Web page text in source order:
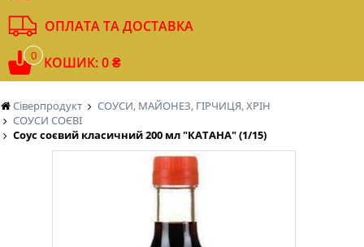
Сіверпродукт
СОУСИ, МАЙОНЕЗ, ГІРЧИЦЯ, ХРІН
СОУСИ СОЄВІ
Соус соєвий класичний 200 мл "КАТАНА" (1/15)
ОПЛАТА ТА ДОСТАВКА
0 КОШИК: 0 ₴